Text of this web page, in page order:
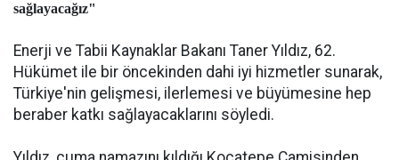
sağlayacağız"
Enerji ve Tabii Kaynaklar Bakanı Taner Yıldız, 62.
Hükümet ile bir öncekinden dahi iyi hizmetler sunarak,
Türkiye'nin gelişmesi, ilerlemesi ve büyümesine hep
beraber katkı sağlayacaklarını söyledi.